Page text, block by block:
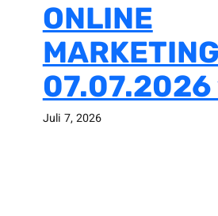
ONLINE
MARKETING
07.07.2026
Juli 7, 2026